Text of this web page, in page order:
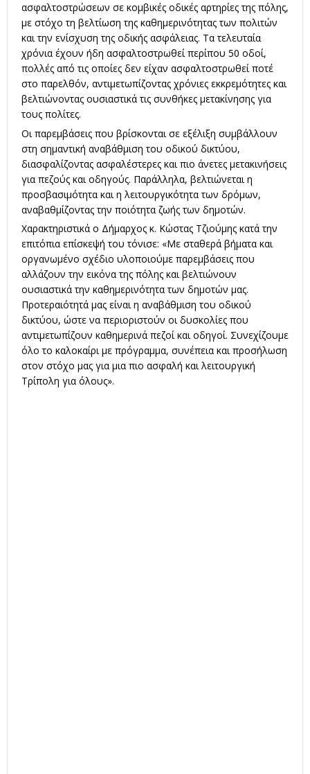
ασφαλτοστρώσεων σε κομβικές οδικές αρτηρίες της πόλης,
με στόχο τη βελτίωση της καθημερινότητας των πολιτών
και την ενίσχυση της οδικής ασφάλειας. Τα τελευταία
χρόνια έχουν ήδη ασφαλτοστρωθεί περίπου 50 οδοί,
πολλές από τις οποίες δεν είχαν ασφαλτοστρωθεί ποτέ
στο παρελθόν, αντιμετωπίζοντας χρόνιες εκκρεμότητες και
βελτιώνοντας ουσιαστικά τις συνθήκες μετακίνησης για
τους πολίτες.
Οι παρεμβάσεις που βρίσκονται σε εξέλιξη συμβάλλουν
στη σημαντική αναβάθμιση του οδικού δικτύου,
διασφαλίζοντας ασφαλέστερες και πιο άνετες μετακινήσεις
για πεζούς και οδηγούς. Παράλληλα, βελτιώνεται η
προσβασιμότητα και η λειτουργικότητα των δρόμων,
αναβαθμίζοντας την ποιότητα ζωής των δημοτών.
Χαρακτηριστικά ο Δήμαρχος κ. Κώστας Τζιούμης κατά την
επιτόπια επίσκεψή του τόνισε: «Με σταθερά βήματα και
οργανωμένο σχέδιο υλοποιούμε παρεμβάσεις που
αλλάζουν την εικόνα της πόλης και βελτιώνουν
ουσιαστικά την καθημερινότητα των δημοτών μας.
Προτεραιότητά μας είναι η αναβάθμιση του οδικού
δικτύου, ώστε να περιοριστούν οι δυσκολίες που
αντιμετωπίζουν καθημερινά πεζοί και οδηγοί. Συνεχίζουμε
όλο το καλοκαίρι με πρόγραμμα, συνέπεια και προσήλωση
στον στόχο μας για μια πιο ασφαλή και λειτουργική
Τρίπολη για όλους».